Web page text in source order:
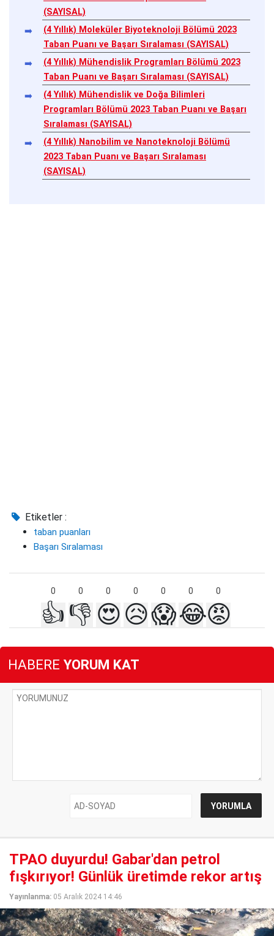
(SAYISAL)
(4 Yıllık) Moleküler Biyoteknoloji Bölümü 2023
Taban Puanı ve Başarı Sıralaması (SAYISAL)
(4 Yıllık) Mühendislik Programları Bölümü 2023
Taban Puanı ve Başarı Sıralaması (SAYISAL)
(4 Yıllık) Mühendislik ve Doğa Bilimleri
Programları Bölümü 2023 Taban Puanı ve Başarı
Sıralaması (SAYISAL)
(4 Yıllık) Nanobilim ve Nanoteknoloji Bölümü
2023 Taban Puanı ve Başarı Sıralaması
(SAYISAL)
Etiketler :
taban puanları
Başarı Sıralaması
0 0 0 0 0 0 0
👍 👎 😍😥😱😂😡
HABERE YORUM KAT
TPAO duyurdu! Gabar'dan petrol
fışkırıyor! Günlük üretimde rekor artış
Yayınlanma: 05 Aralık 2024 14:46